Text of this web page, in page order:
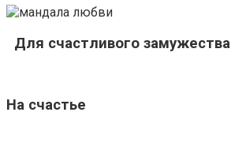
Для счастливого замужества
На счастье